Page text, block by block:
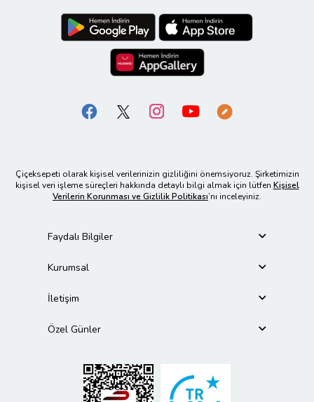
Çiçeksepeti olarak kişisel verilerinizin gizliliğini önemsiyoruz. Şirketimizin
kişisel veri işleme süreçleri hakkında detaylı bilgi almak için lütfen Kişisel
Verilerin Korunması ve Gizlilik Politikası’nı inceleyiniz.
Faydalı Bilgiler
Kurumsal
İletişim
Özel Günler